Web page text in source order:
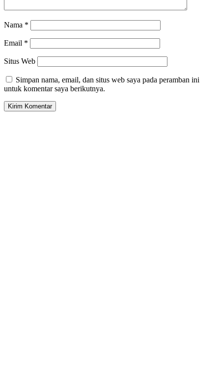
Nama *
Email *
Situs Web
Simpan nama, email, dan situs web saya pada peramban ini
untuk komentar saya berikutnya.